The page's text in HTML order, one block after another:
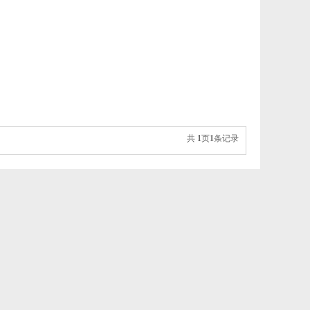
共 1页1条记录